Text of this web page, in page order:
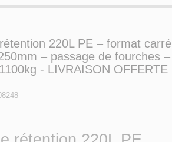
220L PE – format carré
– passage de fourches –
- LIVRAISON OFFERTE